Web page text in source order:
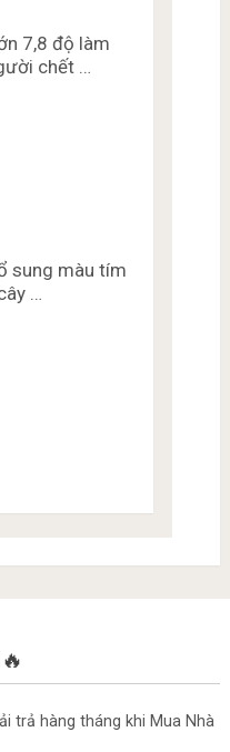
7,8 độ làm
chết …
sung màu tím
…
trả hàng tháng khi Mua Nhà